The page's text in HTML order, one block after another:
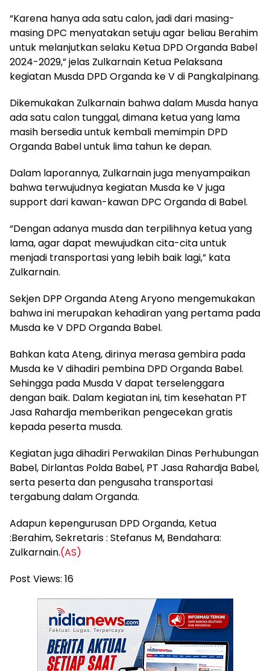
“Karena hanya ada satu calon, jadi dari masing-
masing DPC menyatakan setuju agar beliau Berahim
untuk melanjutkan selaku Ketua DPD Organda Babel
2024-2029,” jelas Zulkarnain Ketua Pelaksana
kegiatan Musda DPD Organda ke V di Pangkalpinang.
Dikemukakan Zulkarnain bahwa dalam Musda hanya
ada satu calon tunggal, dimana ketua yang lama
masih bersedia untuk kembali memimpin DPD
Organda Babel untuk lima tahun ke depan.
Dalam laporannya, Zulkarnain juga menyampaikan
bahwa terwujudnya kegiatan Musda ke V juga
support dari kawan-kawan DPC Organda di Babel.
“Dengan adanya musda dan terpilihnya ketua yang
lama, agar dapat mewujudkan cita-cita untuk
menjadi transportasi yang lebih baik lagi,” kata
Zulkarnain.
Sekjen DPP Organda Ateng Aryono mengemukakan
bahwa ini merupakan kehadiran yang pertama pada
Musda ke V DPD Organda Babel.
Bahkan kata Ateng, dirinya merasa gembira pada
Musda ke V dihadiri pembina DPD Organda Babel.
Sehingga pada Musda V dapat terselenggara
dengan baik. Dalam kegiatan ini, tim kesehatan PT
Jasa Rahardja memberikan pengecekan gratis
kepada peserta musda.
Kegiatan juga dihadiri Perwakilan Dinas Perhubungan
Babel, Dirlantas Polda Babel, PT Jasa Rahardja Babel,
serta peserta dan pengusaha transportasi
tergabung dalam Organda.
Adapun kepengurusan DPD Organda, Ketua
:Berahim, Sekretaris : Stefanus M, Bendahara:
Zulkarnain.(AS)
Post Views: 16